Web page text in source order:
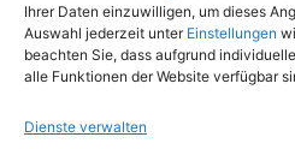
Ihrer Daten einzuwilligen, um dieses
Auswahl jederzeit unter Einstellungen
beachten Sie, dass aufgrund
alle Funktionen der Website verfügbar
Dienste verwalten
Copyright © 2024. Alle